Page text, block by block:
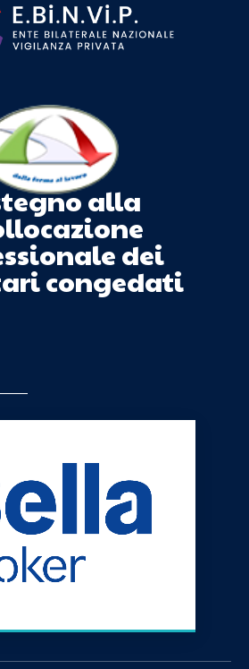
alla
dei
congedati